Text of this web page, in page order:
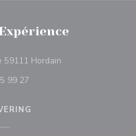
59111 Hordain
99 27